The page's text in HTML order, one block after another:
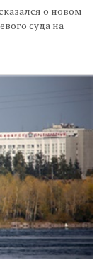
о новом
суда на